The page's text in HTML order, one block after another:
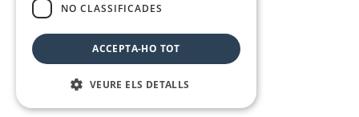
NO CLASSIFICADES
ACCEPTA-HO TOT
VEURE ELS DETALLS